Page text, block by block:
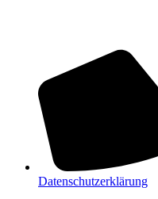
Datenschutzerklärung